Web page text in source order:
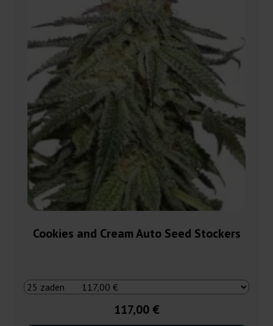
Cookies and Cream Auto Seed Stockers
117,00 €